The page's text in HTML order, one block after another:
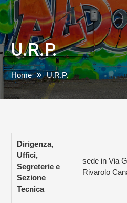
U.R.P.
Home U.R.P.
Dirigenza,
Uffici,
Segreterie e
Sezione
Tecnica
sede in Via
Rivarolo